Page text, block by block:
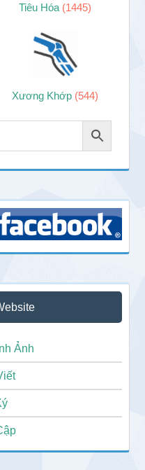
Tiêu Hóa (1445)
Xương Khớp (544)
Ảnh